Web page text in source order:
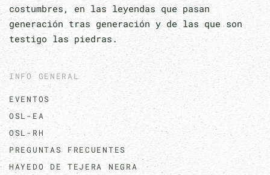
costumbres, en las leyendas que pasan
generación tras generación y de las que son
testigo las piedras.
INFO GENERAL
EVENTOS
OSL-EA
OSL-RH
PREGUNTAS FRECUENTES
HAYEDO DE TEJERA NEGRA